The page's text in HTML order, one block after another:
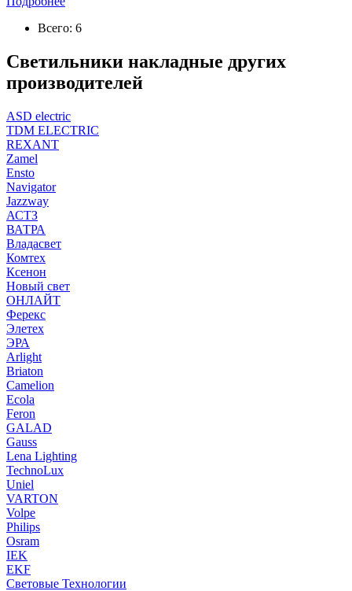
Всего: 6
Светильники накладные других
производителей
ASD electric
TDM ELECTRIC
REXANT
Zamel
Ensto
Navigator
Jazzway
АСТЗ
ВАТРА
Владасвет
Комтех
Ксенон
Новый свет
ОНЛАЙТ
Ферекс
Элетех
ЭРА
Arlight
Briaton
Camelion
Ecola
Feron
GALAD
Gauss
Lena Lighting
TechnoLux
Uniel
VARTON
Volpe
Philips
Osram
IEK
EKF
Световые Технологии